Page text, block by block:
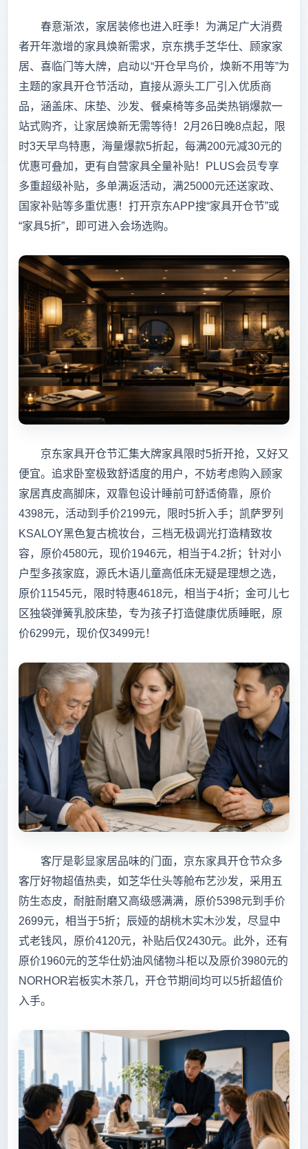
春意渐浓，家居装修也进入旺季！为满足广大消费
者开年激增的家具焕新需求，京东携手芝华仕、顾家家
居、喜临门等大牌，启动以“开仓早鸟价，焕新不用等”为
主题的家具开仓节活动，直接从源头工厂引入优质商
品，涵盖床、床垫、沙发、餐桌椅等多品类热销爆款一
站式购齐，让家居焕新无需等待！2月26日晚8点起，限
时3天早鸟特惠，海量爆款5折起，每满200元减30元的
优惠可叠加，更有自营家具全量补贴！PLUS会员专享
多重超级补贴，多单满返活动，满25000元还送家政、
国家补贴等多重优惠！打开京东APP搜“家具开仓节”或
“家具5折”，即可进入会场选购。
京东家具开仓节汇集大牌家具限时5折开抢，又好又
便宜。追求卧室极致舒适度的用户，不妨考虑购入顾家
家居真皮高脚床，双靠包设计睡前可舒适倚靠，原价
4398元，活动到手价2199元，限时5折入手；凯萨罗列
KSALOY黑色复古梳妆台，三档无极调光打造精致妆
容，原价4580元，现价1946元，相当于4.2折；针对小
户型多孩家庭，源氏木语儿童高低床无疑是理想之选，
原价11545元，限时特惠4618元，相当于4折；金可儿七
区独袋弹簧乳胶床垫，专为孩子打造健康优质睡眠，原
价6299元，现价仅3499元！
客厅是彰显家居品味的门面，京东家具开仓节众多
客厅好物超值热卖，如芝华仕头等舱布艺沙发，采用五
防生态皮，耐脏耐磨又高级感满满，原价5398元到手价
2699元，相当于5折；辰娅的胡桃木实木沙发，尽显中
式老钱风，原价4120元，补贴后仅2430元。此外，还有
原价1960元的芝华仕奶油风储物斗柜以及原价3980元的
NORHOR岩板实木茶几，开仓节期间均可以5折超值价
入手。